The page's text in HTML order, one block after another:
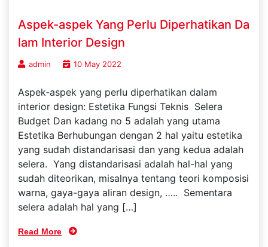
Aspek-aspek Yang Perlu Diperhatikan Da
lam Interior Design
admin 10 May 2022
Aspek-aspek yang perlu diperhatikan dalam
interior design: Estetika Fungsi Teknis Selera
Budget Dan kadang no 5 adalah yang utama
Estetika Berhubungan dengan 2 hal yaitu estetika
yang sudah distandarisasi dan yang kedua adalah
selera. Yang distandarisasi adalah hal-hal yang
sudah diteorikan, misalnya tentang teori komposisi
warna, gaya-gaya aliran design, ….. Sementara
selera adalah hal yang […]
Read More